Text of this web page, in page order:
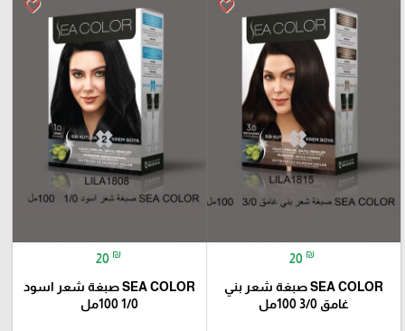
favorite_border
20 ₪
SEA COLOR صبغة شعر بني
غامق 3/0 100مل
favorite_border
20 ₪
SEA COLOR صبغة شعر اسود
1/0 100مل